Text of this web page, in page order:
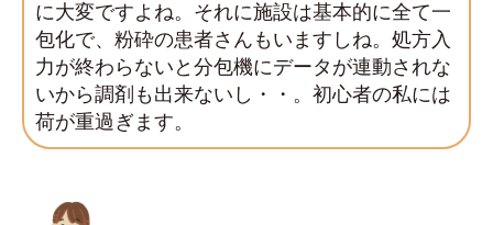
に大変ですよね。それに施設は基本的に全て一
包化で、粉砕の患者さんもいますしね。処方入
力が終わらないと分包機にデータが連動されな
いから調剤も出来ないし・・。初心者の私には
荷が重過ぎます。